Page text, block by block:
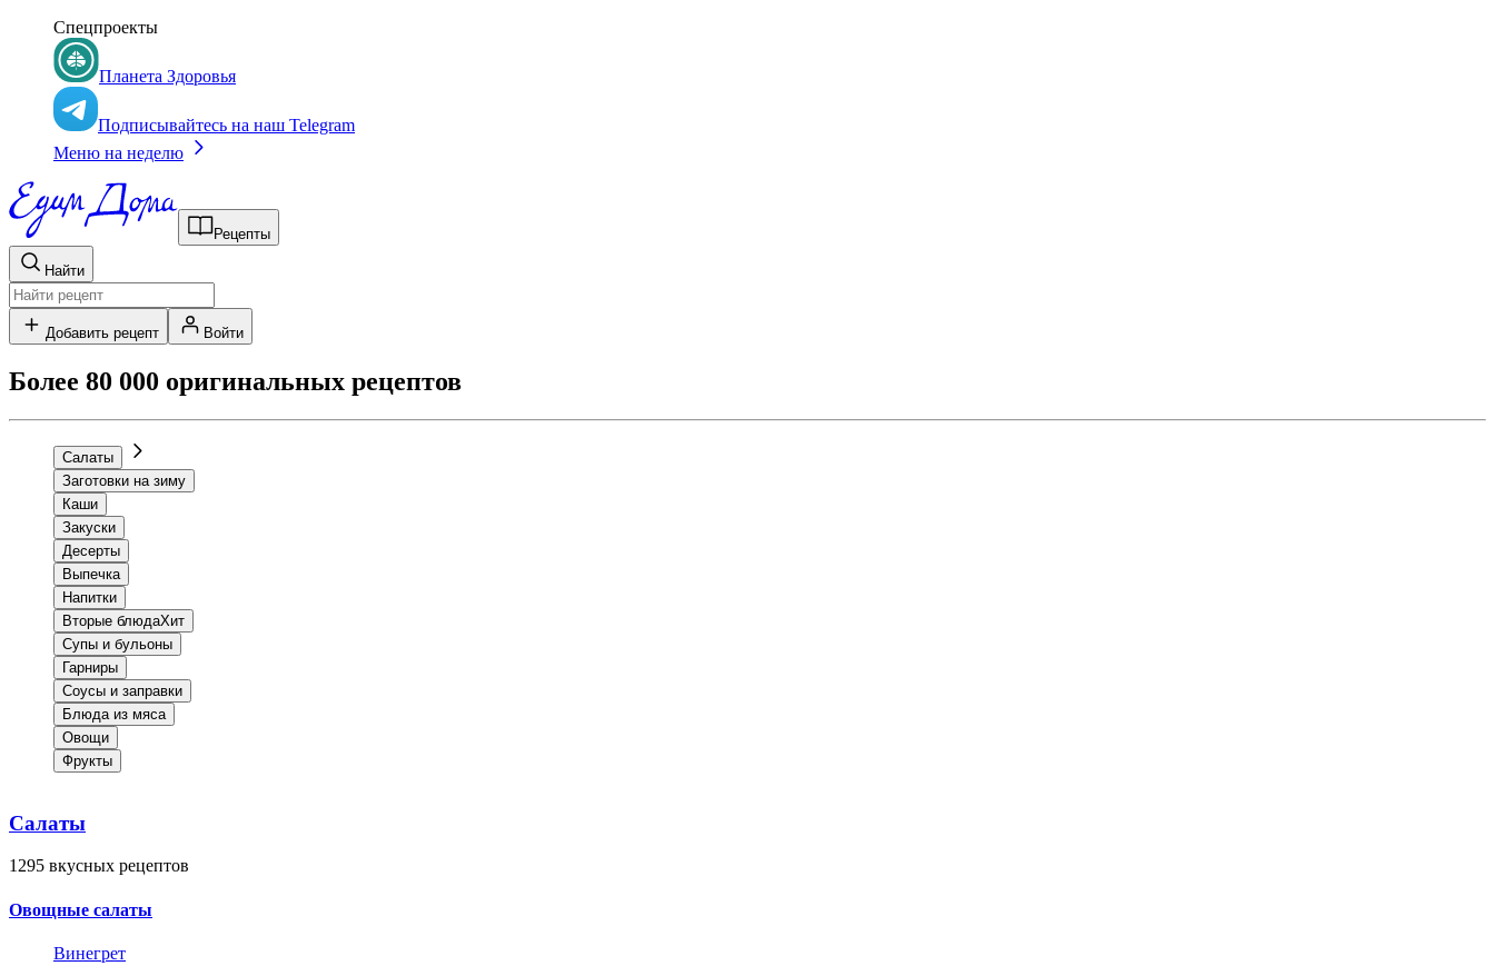
Спецпроекты
Планета Здоровья
Подписывайтесь на наш Telegram
Меню на неделю
Рецепты
Найти
Добавить рецепт Войти
Более 80 000 оригинальных рецептов
Салаты
Заготовки на зиму
Каши
Закуски
Десерты
Выпечка
Напитки
Вторые блюдаХит
Супы и бульоны
Гарниры
Соусы и заправки
Блюда из мяса
Овощи
Фрукты
Салаты
1295 вкусных рецептов
Овощные салаты
Винегрет